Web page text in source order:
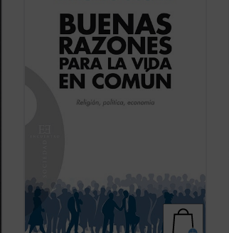
Berlín, mientras que desde finales del
2008 estamos inmersos en una crisis
económica y financiera cuyo desenlace
todavía es ...(ver ficha)